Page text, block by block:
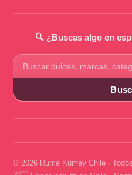
🔍 ¿Buscas algo en
Buscar
productos
© 2026 Rume Kümey Chile ·